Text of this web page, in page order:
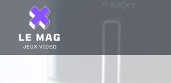
content